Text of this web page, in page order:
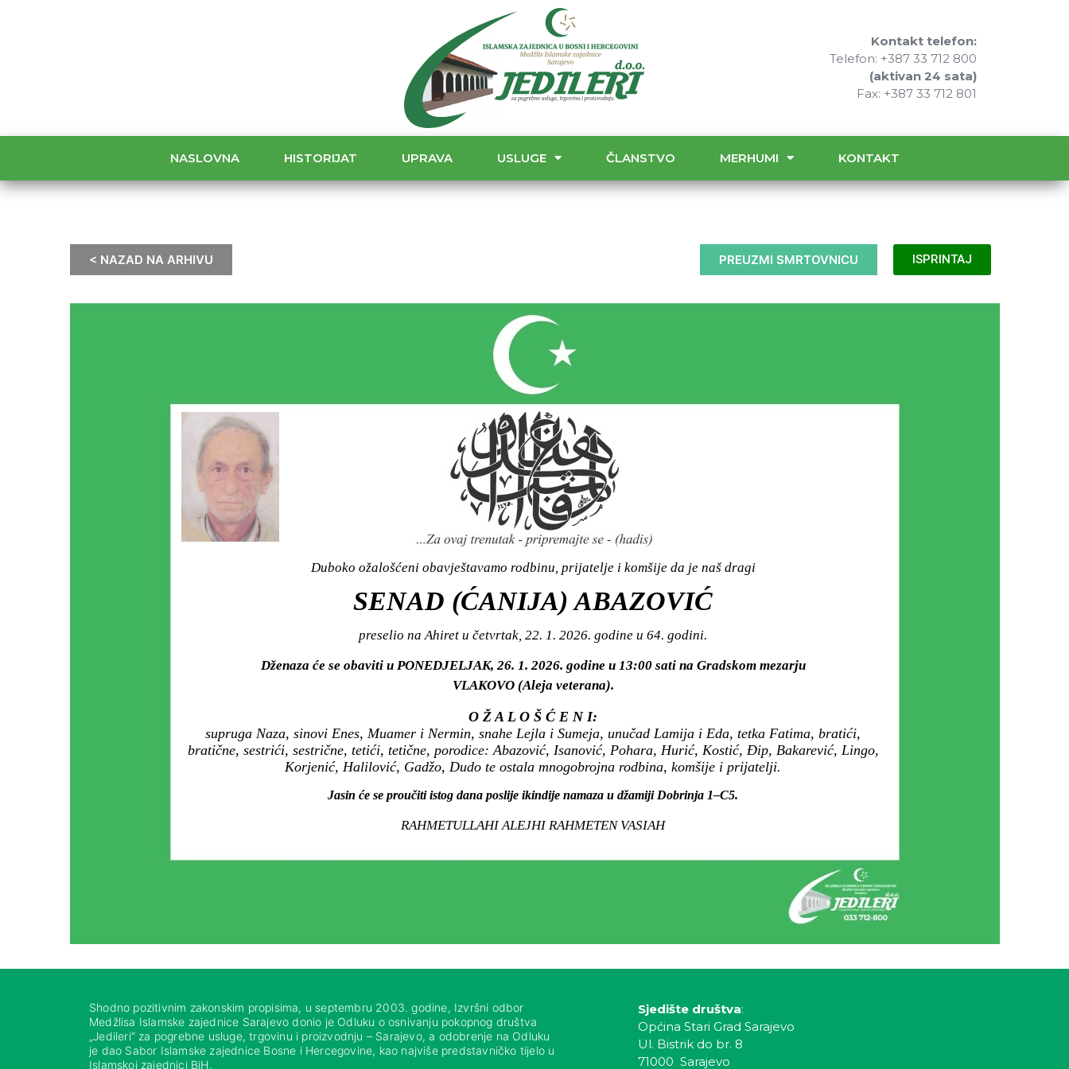
Kontakt telefon:
Telefon: +387 33 712 800
(aktivan 24 sata)
Fax: +387 33 712 801
NASLOVNA HISTORIJAT UPRAVA USLUGE ČLANSTVO MERHUMI KONTAKT
< NAZAD NA ARHIVU PREUZMI SMRTOVNICU ISPRINTAJ
Duboko ožalošćeni obavještavamo rodbinu, prijatelje i komšije da je naš dragi
SENAD (ĆANIJA) ABAZOVIĆ
preselio na Ahiret u četvrtak, 22. 1. 2026. godine u 64. godini.
Dženaza će se obaviti u PONEDJELJAK, 26. 1. 2026. godine u 13:00 sati na Gradskom mezarju
VLAKOVO (Aleja veterana).
O Ž A L O Š Ć E N I:
supruga Naza, sinovi Enes, Muamer i Nermin, snahe Lejla i Sumeja, unučad Lamija i Eda, tetka Fatima, bratići,
bratične, sestrići, sestrične, tetići, tetične, porodice: Abazović, Isanović, Pohara, Hurić, Kostić, Đip, Bakarević, Lingo,
Korjenić, Halilović, Gadžo, Dudo te ostala mnogobrojna rodbina, komšije i prijatelji.
Jasin će se proučiti istog dana poslije ikindije namaza u džamiji Dobrinja 1–C5.
RAHMETULLAHI ALEJHI RAHMETEN VASIAH
Shodno pozitivnim zakonskim propisima, u septembru 2003. godine, Izvršni odbor
Medžlisa Islamske zajednice Sarajevo donio je Odluku o osnivanju pokopnog društva
„Jedileri“ za pogrebne usluge, trgovinu i proizvodnju – Sarajevo, a odobrenje na Odluku
je dao Sabor Islamske zajednice Bosne i Hercegovine, kao najviše predstavničko tijelo u
Islamskoj zajednici BiH.
Sjedište društva:
Općina Stari Grad Sarajevo
Ul. Bistrik do br. 8
71000 Sarajevo